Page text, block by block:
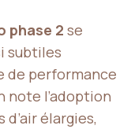
phase 2 se
subtiles
de performance
note l’adoption
d’air élargies,